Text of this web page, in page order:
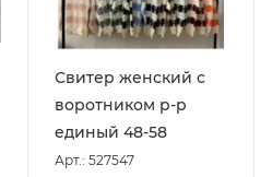
Свитер женский с
воротником р-р
единый 48-58
Арт.: 527547